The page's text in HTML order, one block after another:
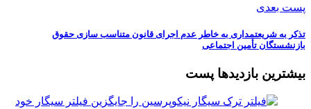
پست بعدی
تذکر به شریعتمداری به خاطر عدم اجرای قانون متناسب سازی حقوق
بازنشستگان تأمین اجتماعی
بیشترین بازدیدها پست